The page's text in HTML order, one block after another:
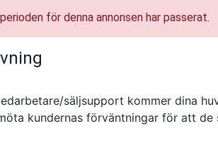
för denna annonsen har passerat.
säljsupport kommer dina
kundernas förväntningar för att